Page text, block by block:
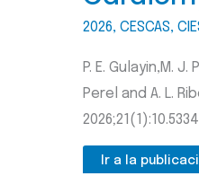
2026, CESCAS,
P. E. Gulayin,M.
Perel and A. L.
Ir a la